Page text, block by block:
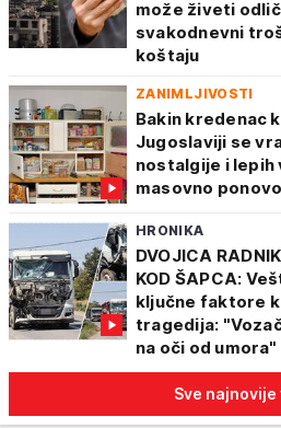
može živeti
svakodnevni
koštaju
ZANIMLJIVOSTI
Bakin kredenac
Jugoslaviji se
nostalgije i lepih
masovno
HRONIKA
DVOJICA
KOD ŠAPCA:
ključne faktore
tragedija:
na oči od umora"
Sve najnovije